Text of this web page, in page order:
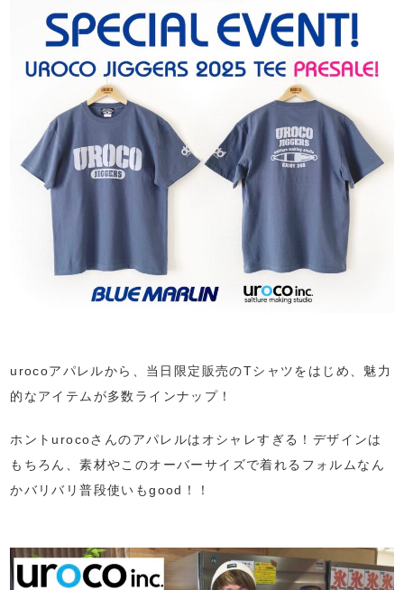
urocoアパレルから、当日限定販売のTシャツをはじめ、魅力
的なアイテムが多数ラインナップ！
ホントurocoさんのアパレルはオシャレすぎる！デザインは
もちろん、素材やこのオーバーサイズで着れるフォルムなん
かバリバリ普段使いもgood！！